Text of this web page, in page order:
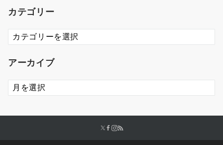
カテゴリー
カ
テ
リ
アーカイブ
ア
ー